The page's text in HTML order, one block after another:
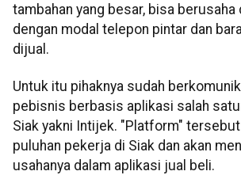
tambahan yang besar, bisa berusaha
dengan modal telepon pintar dan
dijual.
Untuk itu pihaknya sudah
pebisnis berbasis aplikasi salah
Siak yakni Intijek. "Platform"
puluhan pekerja di Siak dan akan
usahanya dalam aplikasi jual beli.